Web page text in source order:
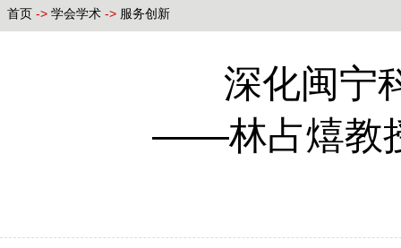
首页 -> 学会学术 -> 服务创新
深化闽宁
——林占熺教